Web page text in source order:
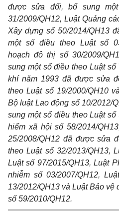
được sửa đổi, bổ sung
31/2009/QH12, Luật Quảng c
Xây dựng số50/2014/QH13
một số điều theo Luật số
hoạch đô thị số 30/2009/
sung một số điều theo Luật
khí năm 1993 đã được sửa
theo Luật số 19/2000/QH10
Bộ luật Lao động số 10/2012/
sung một số điều theo Luật số
hiểm xã hội số58/2014/
25/2008/QH12 đã được sửa đ
theo Luật số 32/2013/QH13,
Luật số 97/2015/QH13, Luật
nhiễm số 03/2007/QH12,
13/2012/QH13 và Luật Bảo
số 59/2010/QH12.